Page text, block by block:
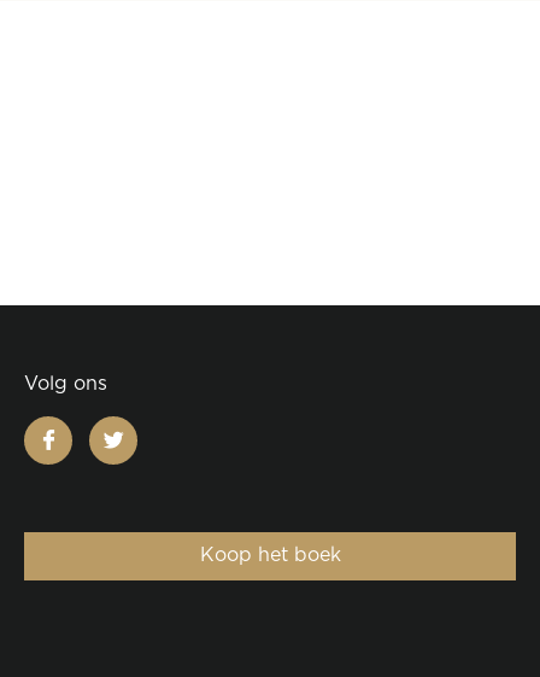
Volg ons
facebooktwitter
Koop het boek